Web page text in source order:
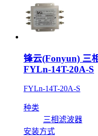
锋云(Fonyun) 三
FYLn-14T-20A-S
FYLn-14T-20A-S
种类
三相滤波器
安装方式